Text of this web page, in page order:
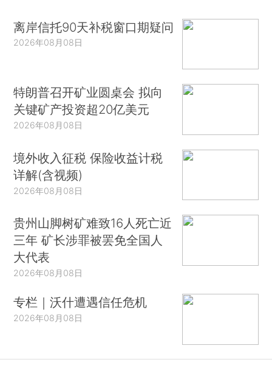
离岸信托90天补税窗口期疑问
2026年08月08日
特朗普召开矿业圆桌会 拟向
关键矿产投资超20亿美元
2026年08月08日
境外收入征税 保险收益计税
详解(含视频)
2026年08月08日
贵州山脚树矿难致16人死亡近
三年 矿长涉罪被罢免全国人
大代表
2026年08月08日
专栏｜沃什遭遇信任危机
2026年08月08日